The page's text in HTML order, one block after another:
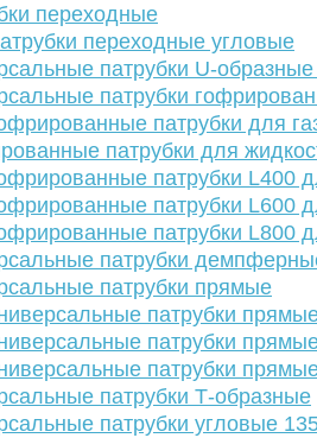
переходные
переходные угловые
патрубки U-
патрубки
патрубки для
патрубки для
патрубки L400
патрубки L600
патрубки L800
патрубки
патрубки прямые
патрубки
патрубки
патрубки
патрубки Т-образные
патрубки угловые